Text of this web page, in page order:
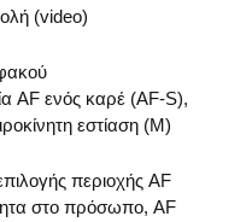
(video)
AF ενός καρέ (AF-S),
εστίαση (M)
περιοχής AF
στο πρόσωπο, AF